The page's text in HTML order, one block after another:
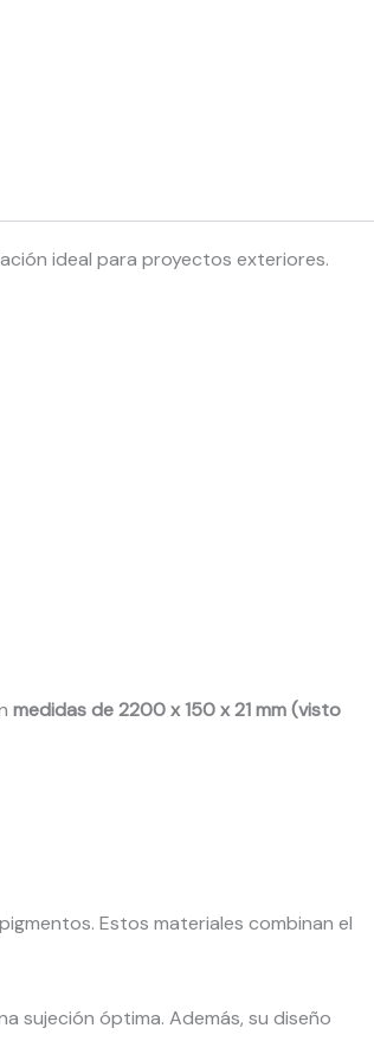
ideal para proyectos exteriores.
medidas de 2200 x 150 x 21 mm (visto
Estos materiales combinan el
sujeción óptima. Además, su diseño